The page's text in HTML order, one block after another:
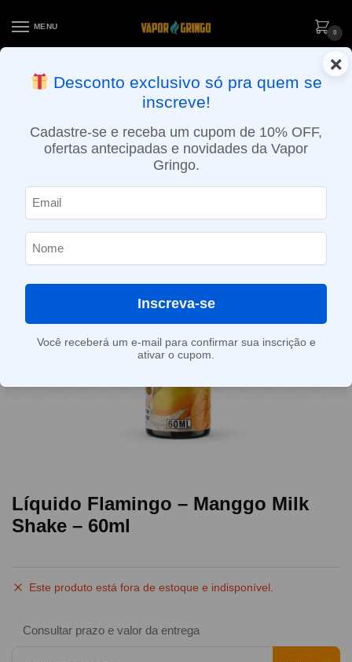
MENU
0
ENTREGA NO MESMO DIA EM SÃO PAULO (SEG A SEX): PEDIDOS
APROVADOS ATÉ 15:30 VIA MOTOBOY
Líquido Flamingo – Manggo Milk
Shake – 60ml
Este produto está fora de estoque e indisponível.
Consultar prazo e valor da entrega
×
Desconto exclusivo só pra quem se
inscreve!
Cadastre-se e receba um cupom de 10% OFF,
ofertas antecipadas e novidades da Vapor
Gringo.
Inscreva-se
Você receberá um e-mail para confirmar sua inscrição e
ativar o cupom.